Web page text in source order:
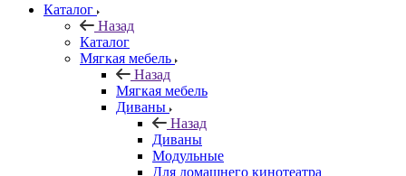
Каталог
Назад
Каталог
Мягкая мебель
Назад
Мягкая мебель
Диваны
Назад
Диваны
Модульные
Для домашнего кинотеатра